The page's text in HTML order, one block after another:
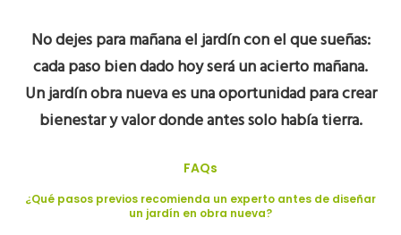
No dejes para mañana el jardín con el que sueñas:
cada paso bien dado hoy será un acierto mañana.
Un jardín obra nueva es una oportunidad para crear
bienestar y valor donde antes solo había tierra.
FAQs
¿Qué pasos previos recomienda un experto antes de diseñar
un jardín en obra nueva?